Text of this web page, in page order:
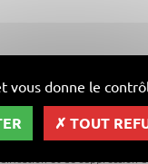
le siège social est situé
vous donne le
TOUT